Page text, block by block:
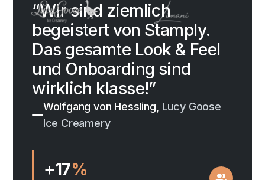
“Wir sind ziemlich
begeistert von Stamply.
Das gesamte Look & Feel
und Onboarding sind
wirklich klasse!”
Wolfgang von Hessling, Lucy Goose
Ice Creamery
+17%